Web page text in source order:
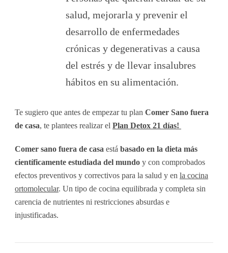
salud, mejorarla y prevenir el
desarrollo de enfermedades
crónicas y degenerativas a causa
del estrés y de llevar insalubres
hábitos en su alimentación.
Te sugiero que antes de empezar tu plan Comer Sano fuera
de casa, te plantees realizar el Plan Detox 21 días!
Comer sano fuera de casa está basado en la dieta más
científicamente estudiada del mundo y con comprobados
efectos preventivos y correctivos para la salud y en la cocina
ortomolecular. Un tipo de cocina equilibrada y completa sin
carencia de nutrientes ni restricciones absurdas e
injustificadas.